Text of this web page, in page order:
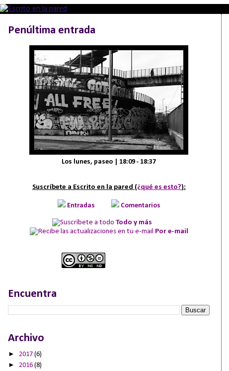
Penúltima entrada
Los lunes, paseo | 18:09 - 18:37
Suscríbete a Escrito en la pared (¿qué es esto?):
Entradas Comentarios
Todo y más
Por e-mail
Encuentra
Archivo
► 2017 (6)
► 2016 (8)